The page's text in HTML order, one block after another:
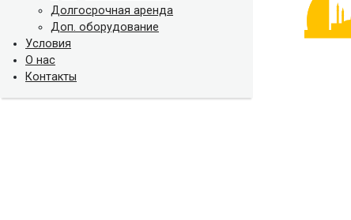
Долгосрочная аренда
Доп. оборудование
Условия
О нас
Контакты